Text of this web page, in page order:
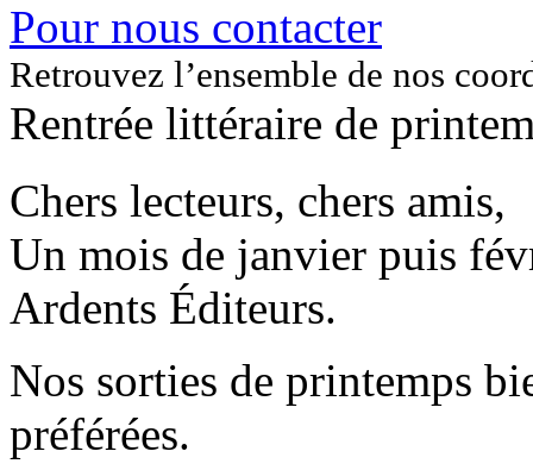
Pour nous contacter
Retrouvez l’ensemble de nos
Rentrée littéraire de
Chers lecteurs, chers amis,
Un mois de janvier puis
Ardents Éditeurs.
Nos sorties de printemps
préférées.